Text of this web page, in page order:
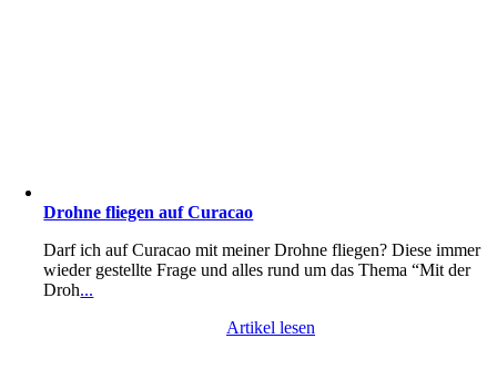
Drohne fliegen auf Curacao
Darf ich auf Curacao mit meiner Drohne fliegen? Diese immer
wieder gestellte Frage und alles rund um das Thema “Mit der
Droh...
Artikel lesen